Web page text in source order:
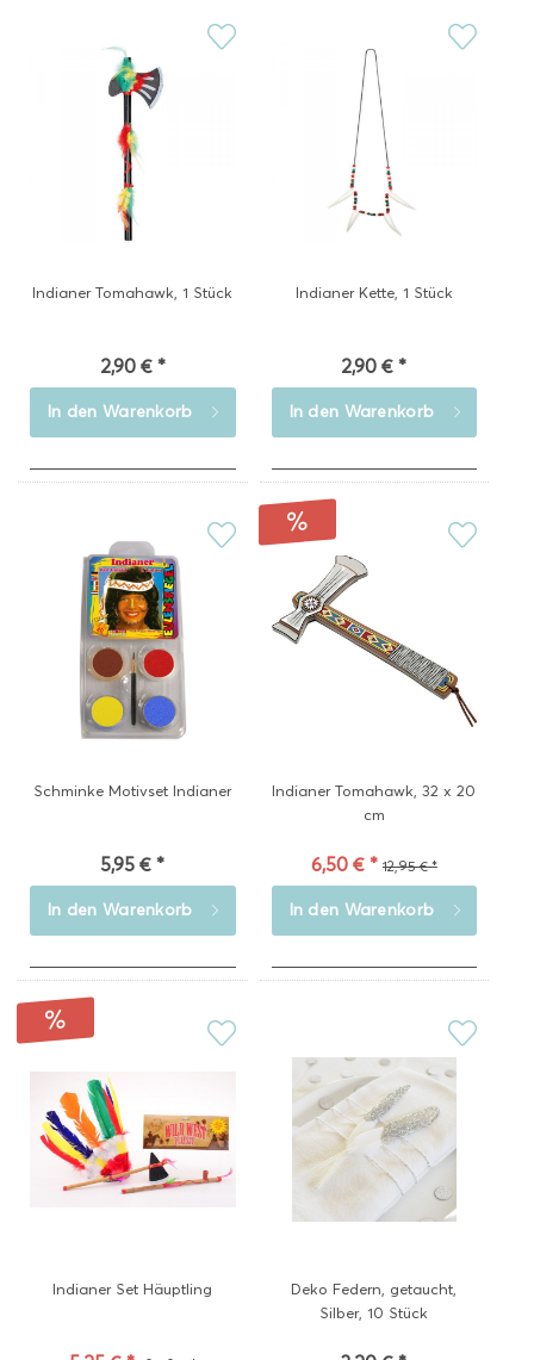
Indianer Tomahawk, 1 Stück
2,90 € *
In den Warenkorb
Indianer Kette, 1 Stück
2,90 € *
In den Warenkorb
Schminke Motivset Indianer
5,95 € *
In den Warenkorb
Indianer Tomahawk, 32 x 20
cm
6,50 € * 12,95 € *
In den Warenkorb
Indianer Set Häuptling
Deko Federn, getaucht,
Silber, 10 Stück